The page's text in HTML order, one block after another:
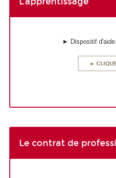
► Dispositif d'aide
►
Le contrat de